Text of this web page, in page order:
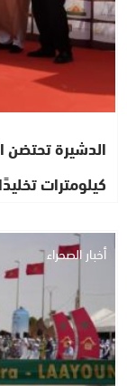
كيلومترات
أخبار الصحراء